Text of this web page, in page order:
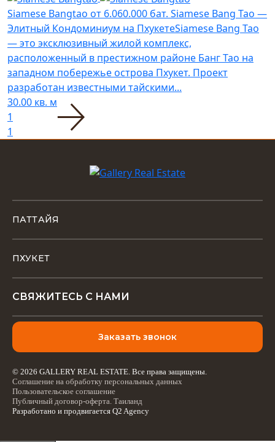
Siamese Bangtao от 6.060.000 бат. Siamese Bang Tao —
Элитный Кондоминиум на ПхукетеSiamese Bang Tao
— это эксклюзивный жилой комплекс,
расположенный в престижном районе Банг Тао на
западном побережье острова Пхукет. Проект
разработан известными тайскими...
30.00 кв. м
1
1
ПАТТАЙЯ
ПХУКЕТ
СВЯЖИТЕСЬ С НАМИ
Заказать звонок
© 2026 GALLERY REAL ESTATE. Все права защищены.
Соглашение на обработку персональных данных
Пользовательское соглашение
Публичный договор-оферта. Таиланд
Разработано и продвигается Q2 Agency